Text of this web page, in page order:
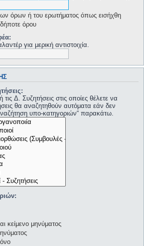
όρων ή του ερωτήματος όπως εισήχθη
όρου
για μερική αντιστοιχία.
Δ. Συζητήσεις στις οποίες θέλετε να
θα αναζητηθούν αυτόματα εάν δεν
υπο-κατηγοριών“ παρακάτω.
κείμενο μηνύματος